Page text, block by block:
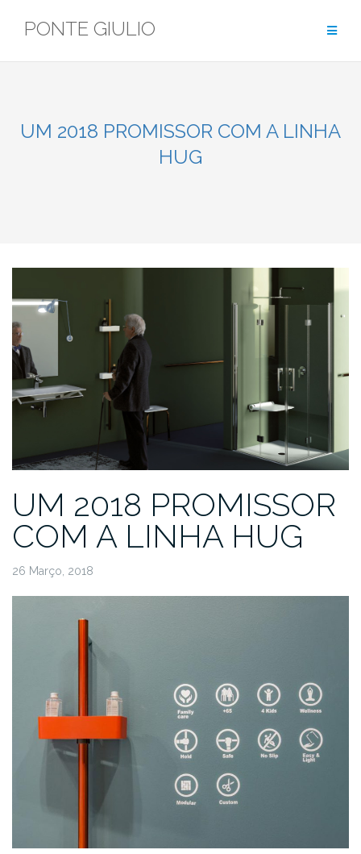
PONTE GIULIO
UM 2018 PROMISSOR COM A LINHA
HUG
UM 2018 PROMISSOR
COM A LINHA HUG
26 Março, 2018